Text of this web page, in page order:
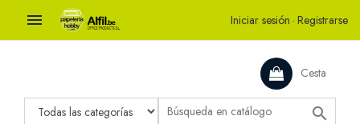
 Iniciar sesión · Registrarse
Cesta
